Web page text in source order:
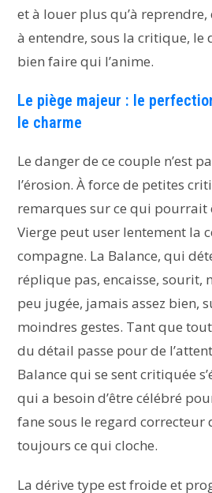
et à louer plus qu’à
à entendre, sous la critique, le
bien faire qui l’anime.
Le piège majeur : le
le charme
Le danger de ce couple n’est
l’érosion. À force de petites
remarques sur ce qui pourrait
Vierge peut user lentement la
compagne. La Balance, qui
réplique pas, encaisse, sourit,
peu jugée, jamais assez bien,
moindres gestes. Tant que
du détail passe pour de
Balance qui se sent critiquée
qui a besoin d’être célébré
fane sous le regard correcteur
toujours ce qui cloche.
La dérive type est froide et